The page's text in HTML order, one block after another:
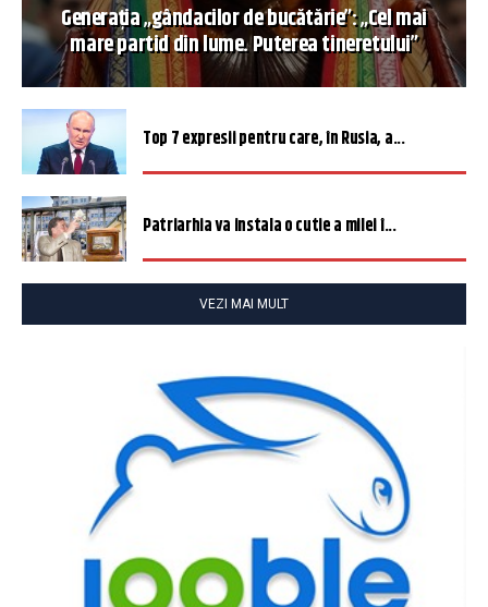
Generația „gândacilor de bucătărie”: „Cel mai
mare partid din lume. Puterea tineretului”
Top 7 expresii pentru care, în Rusia, a...
Patriarhia va instala o cutie a milei î...
VEZI MAI MULT